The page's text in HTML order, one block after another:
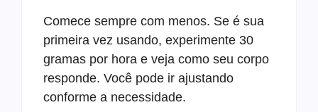
Comece sempre com menos. Se é sua
primeira vez usando, experimente 30
gramas por hora e veja como seu corpo
responde. Você pode ir ajustando
conforme a necessidade.